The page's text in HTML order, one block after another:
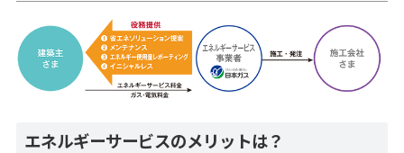
エネルギーサービスのメリットは？